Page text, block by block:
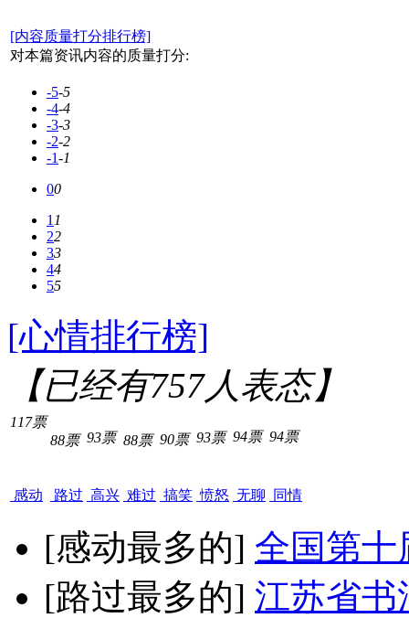
[内容质量打分排行榜]
对本篇资讯内容的质量打分:
-5-5
-4-4
-3-3
-2-2
-1-1
00
11
22
33
44
55
[心情排行榜]
【已经有757人表态】
117票
感动
88票
路过
93票
高兴
88票
难过
90票
搞笑
93票
愤怒
94票
无聊
94票
同情
[感动最多的] 全国第十
[路过最多的] 江苏省书